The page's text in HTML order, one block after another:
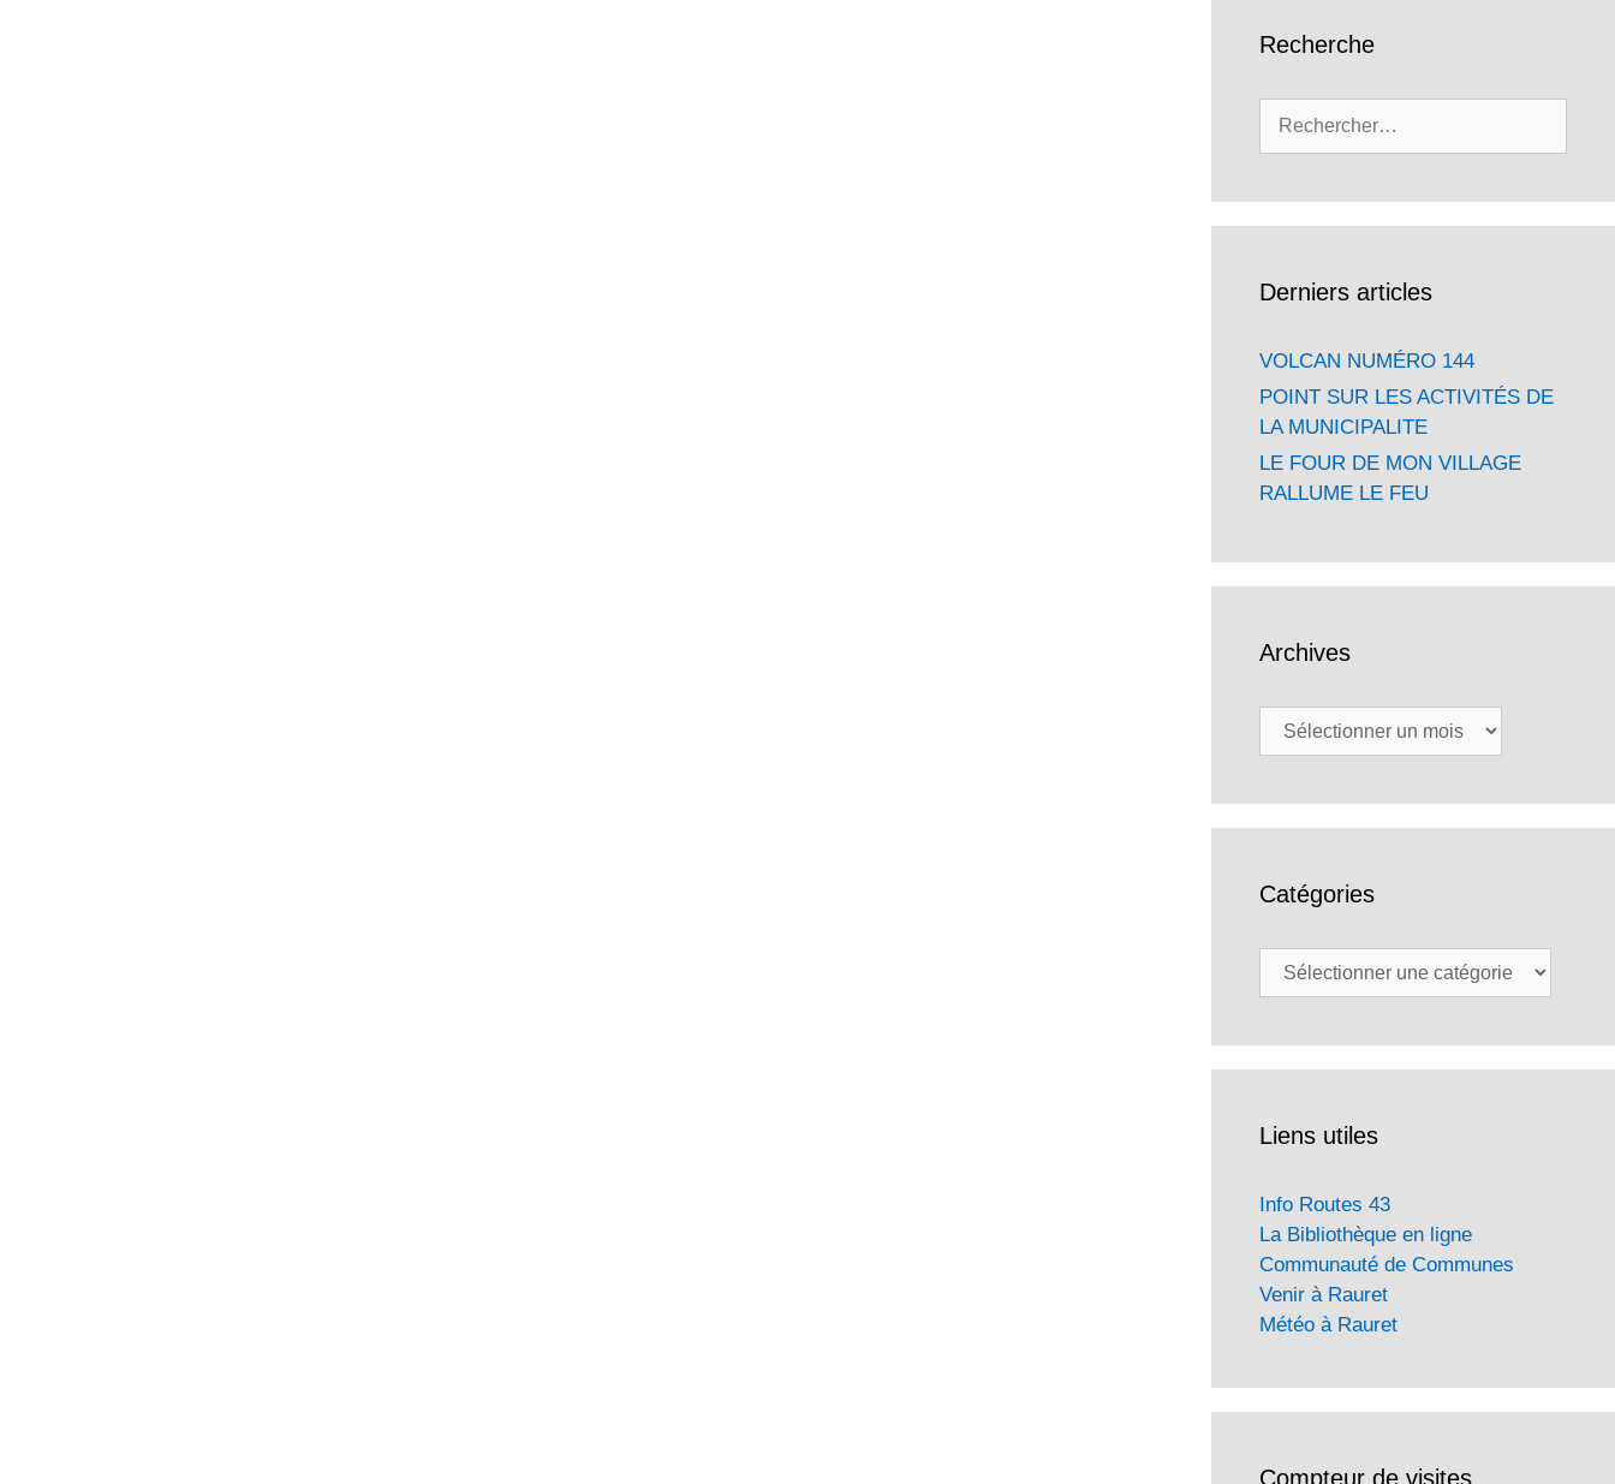
Recherche
Derniers articles
VOLCAN NUMÉRO 144
POINT SUR LES ACTIVITÉS DE
LA MUNICIPALITE
LE FOUR DE MON VILLAGE
RALLUME LE FEU
Archives
Archives
Catégories
Catégories
Liens utiles
Info Routes 43
La Bibliothèque en ligne
Communauté de Communes
Venir à Rauret
Météo à Rauret
Compteur de visites